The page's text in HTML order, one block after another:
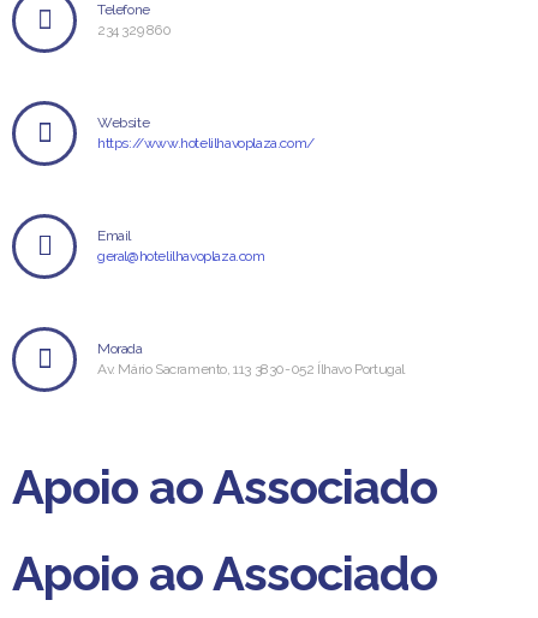
Telefone
234 329 860
Website
https://www.hotelilhavoplaza.com/
Email
geral@hotelilhavoplaza.com
Morada
Av. Mário Sacramento, 113 3830-052 Ílhavo Portugal
Apoio ao Associado
Apoio ao Associado